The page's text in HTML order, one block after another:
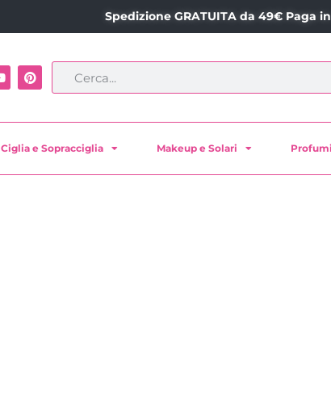
Spedizione GRATUITA da 49€ Paga
Ciglia e Sopracciglia Makeup e Solari Profumi